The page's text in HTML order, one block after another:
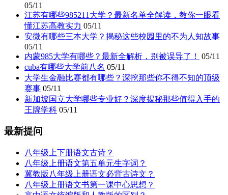
05/11
江苏有哪些985211大学？最新名单全解读，教你一眼看
懂江苏高教实力 05/11
安微有哪些三本大学？揭秘这些校园里的不为人知故事
05/11
内蒙985大学有哪些？最新全解析，别被误导了！
05/11
cuba有哪些大学前八名 05/11
大学生金融比赛都有哪些？深挖那些你不得不知的顶级
赛事 05/11
新加坡国立大学哪些专业好？深度揭秘那些值得入手的
王牌学科 05/11
最新提问
八年级上下册语文古诗？
八年级上册语文第五单元生字词？
冀教版八年级上册语文必背古诗文？
八年级上册语文书第一课中心思想？